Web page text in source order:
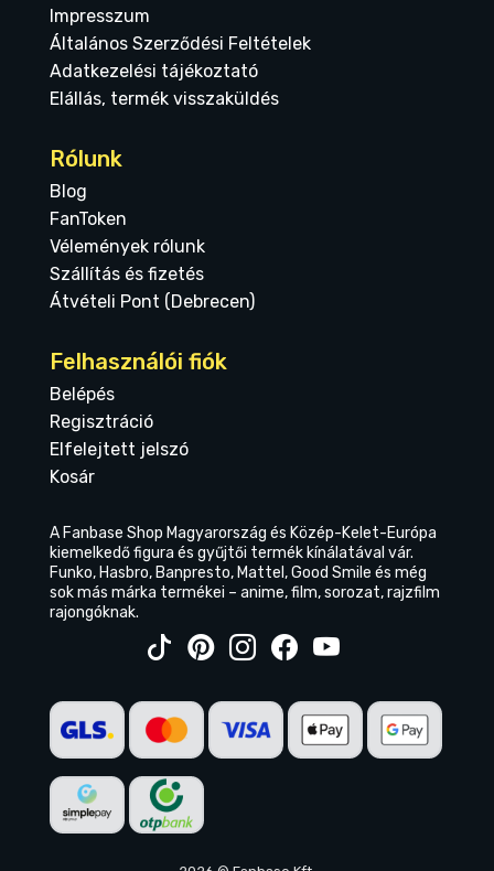
Impresszum
Általános Szerződési Feltételek
Adatkezelési tájékoztató
Elállás, termék visszaküldés
Rólunk
Blog
FanToken
Vélemények rólunk
Szállítás és fizetés
Átvételi Pont (Debrecen)
Felhasználói fiók
Belépés
Regisztráció
Elfelejtett jelszó
Kosár
A Fanbase Shop Magyarország és Közép-Kelet-Európa
kiemelkedő figura és gyűjtői termék kínálatával vár.
Funko, Hasbro, Banpresto, Mattel, Good Smile és még
sok más márka termékei – anime, film, sorozat, rajzfilm
rajongóknak.